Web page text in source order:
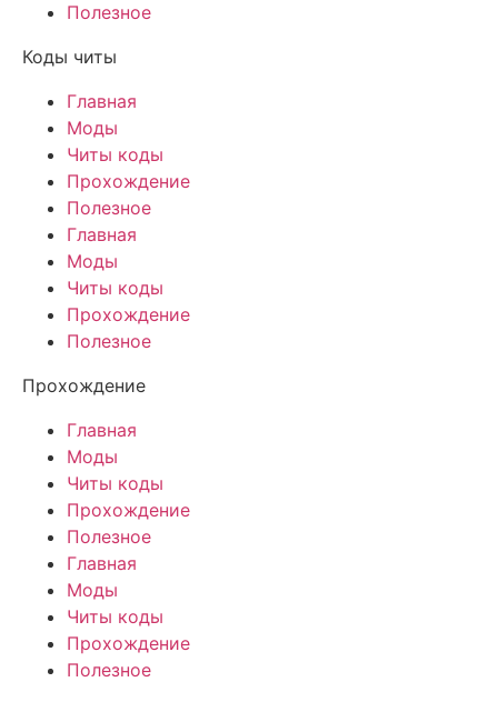
Полезное
Коды читы
Главная
Моды
Читы коды
Прохождение
Полезное
Главная
Моды
Читы коды
Прохождение
Полезное
Прохождение
Главная
Моды
Читы коды
Прохождение
Полезное
Главная
Моды
Читы коды
Прохождение
Полезное